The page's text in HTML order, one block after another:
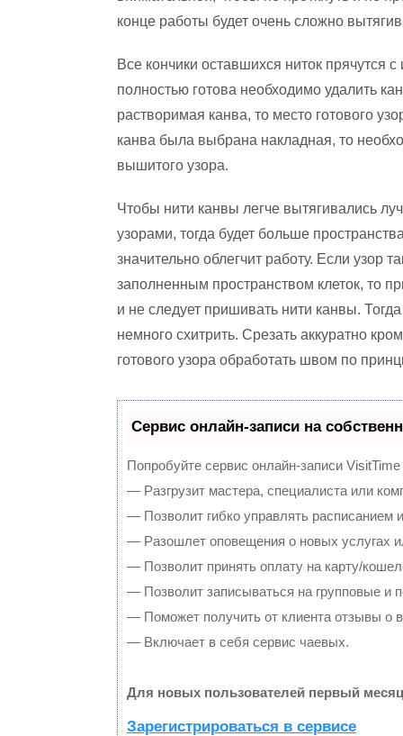
конце работы будет очень сложно
Все кончики оставшихся ниток прячутся
полностью готова необходимо удалить
растворимая канва, то место готового
канва была выбрана накладная, то
вышитого узора.
Чтобы нити канвы легче вытягивались
узорами, тогда будет больше
значительно облегчит работу. Если узор
заполненным пространством клеток, то
и не следует пришивать нити канвы.
немного схитрить. Срезать аккуратно
готового узора обработать швом по
Сервис онлайн-записи на
Попробуйте сервис онлайн-записи
— Разгрузит мастера, специалиста или
— Позволит гибко управлять расписанием и
— Разошлет оповещения о новых услугах
— Позволит принять оплату на карту/
— Позволит записываться на групповые и
— Поможет получить от клиента отзывы о
— Включает в себя сервис чаевых.
Для новых пользователей первый
Зарегистрироваться в сервисе